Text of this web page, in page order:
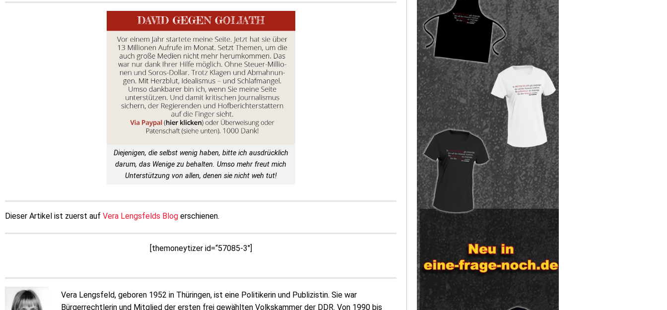
Diejenigen, die selbst wenig haben, bitte ich ausdrücklich
darum, das Wenige zu behalten. Umso mehr freut mich
Unterstützung von allen, denen sie nicht weh tut!
Dieser Artikel ist zuerst auf Vera Lengsfelds Blog erschienen.
[themoneytizer id=“57085-3″]
Vera Lengsfeld, geboren 1952 in Thüringen, ist eine Politikerin und Publizistin. Sie war
Bürgerrechtlerin und Mitglied der ersten frei gewählten Volkskammer der DDR. Von 1990 bis